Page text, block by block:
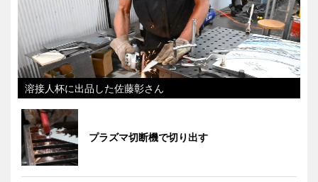
溶接人杯に出品した佐藤彰さん
プラズマ切断機で切り出す